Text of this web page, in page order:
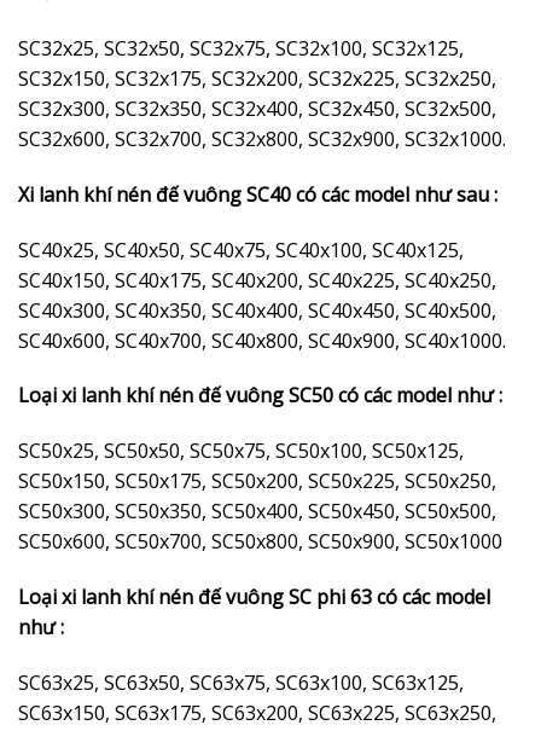
SC32x25, SC32x50, SC32x75, SC32x100, SC32x125,
SC32x150, SC32x175, SC32x200, SC32x225, SC32x250,
SC32x300, SC32x350, SC32x400, SC32x450, SC32x500,
SC32x600, SC32x700, SC32x800, SC32x900, SC32x1000.
Xi lanh khí nén đế vuông SC40 có các model như sau :
SC40x25, SC40x50, SC40x75, SC40x100, SC40x125,
SC40x150, SC40x175, SC40x200, SC40x225, SC40x250,
SC40x300, SC40x350, SC40x400, SC40x450, SC40x500,
SC40x600, SC40x700, SC40x800, SC40x900, SC40x1000.
Loại xi lanh khí nén đế vuông SC50 có các model như :
SC50x25, SC50x50, SC50x75, SC50x100, SC50x125,
SC50x150, SC50x175, SC50x200, SC50x225, SC50x250,
SC50x300, SC50x350, SC50x400, SC50x450, SC50x500,
SC50x600, SC50x700, SC50x800, SC50x900, SC50x1000
Loại xi lanh khí nén đế vuông SC phi 63 có các model
như :
SC63x25, SC63x50, SC63x75, SC63x100, SC63x125,
SC63x150, SC63x175, SC63x200, SC63x225, SC63x250,